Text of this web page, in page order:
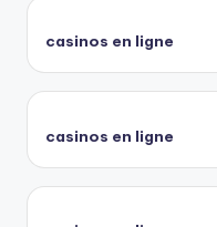
casinos en ligne
casinos en ligne